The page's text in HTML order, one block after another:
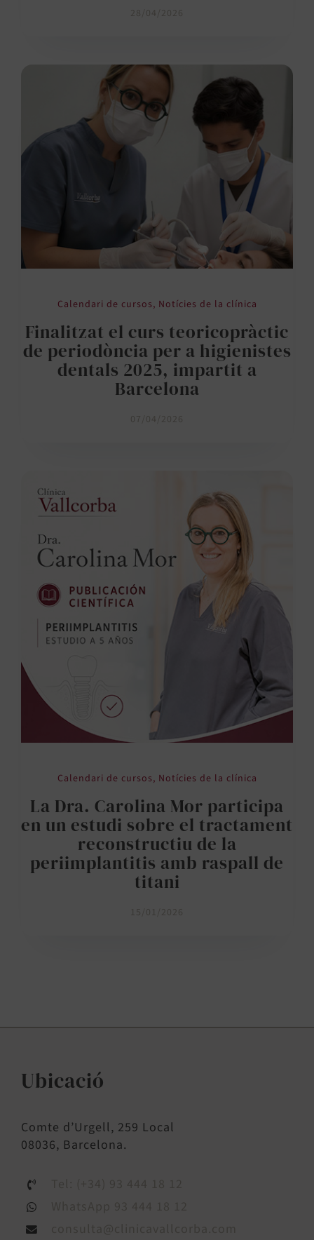
28/04/2026
Calendari de cursos, Notícies de la clínica
Finalitzat el curs teoricopràctic
de periodòncia per a higienistes
dentals 2025, impartit a
Barcelona
07/04/2026
Calendari de cursos, Notícies de la clínica
La Dra. Carolina Mor participa
en un estudi sobre el tractament
reconstructiu de la
periimplantitis amb raspall de
titani
15/01/2026
Ubicació
Comte d’Urgell, 259 Local
08036, Barcelona.